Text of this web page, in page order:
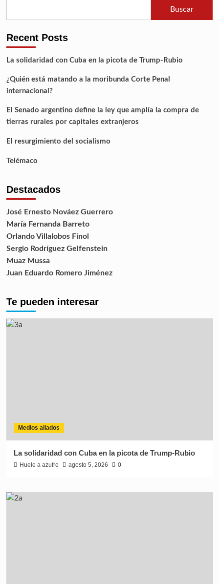
Buscar
Recent Posts
La solidaridad con Cuba en la picota de Trump-Rubio
¿Quién está matando a la moribunda Corte Penal
internacional?
El Senado argentino define la ley que amplía la compra de
tierras rurales por capitales extranjeros
El resurgimiento del socialismo
Telémaco
Destacados
José Ernesto Nováez Guerrero
María Fernanda Barreto
Orlando Villalobos Finol
Sergio Rodríguez Gelfenstein
Muaz Mussa
Juan Eduardo Romero Jiménez
Te pueden interesar
Medios aliados
La solidaridad con Cuba en la picota de Trump-Rubio
Huele a azufre agosto 5, 2026 0